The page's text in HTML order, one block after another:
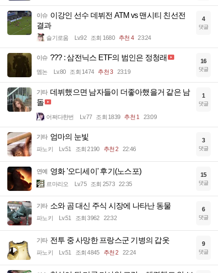
이슈 이강인 선수 데뷔전 ATM vs 맨시티 친선전
결과
슬기로움 Lv.92 조회 1680 추천 4 23:24
4
댓글
이슈 ??? : 삼전닉스 ETF의 범인은 정청래
멤논 Lv.80 조회 1474 추천 3 23:19
16
댓글
기타 데뷔했으면 남자들이 더좋아했을거 같은 남
돌
어쩌다한번 Lv.77 조회 1839 추천 1 23:09
1
댓글
기타 엄마의 눈빛
파노키 Lv.51 조회 2190 추천 2 22:46
3
댓글
연예 영화 '오디세이' 후기(노스포)
르마리오 Lv.75 조회 2573 22:35
15
댓글
기타 소와 곰 대신 주식 시장에 나타난 동물
파노키 Lv.51 조회 3962 22:32
6
댓글
기타 전투 중 사망한 프랑스군 기병의 갑옷
파노키 Lv.51 조회 4845 추천 2 22:24
9
댓글